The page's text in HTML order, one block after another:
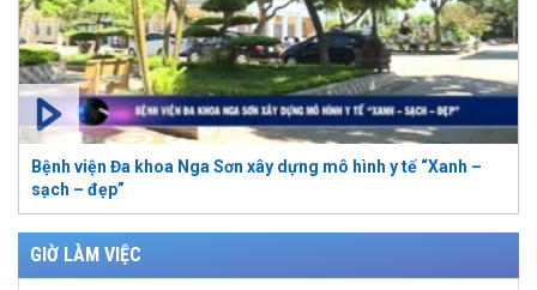
Bệnh viện Đa khoa Nga Sơn xây dựng mô hình y tế “Xanh –
sạch – đẹp”
GIỜ LÀM VIỆC